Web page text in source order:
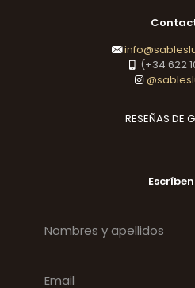
(+34 622
RESEÑAS DE